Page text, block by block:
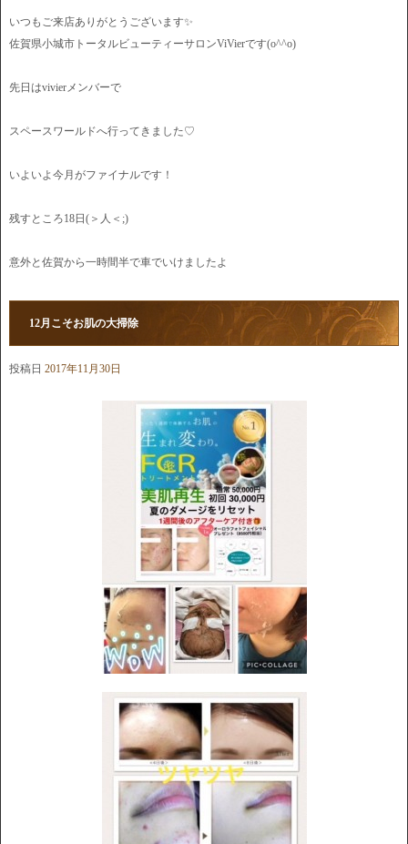
いつもご来店ありがとうございます✨
佐賀県小城市トータルビューティーサロンViVierです(o^^o)
先日はvivierメンバーで
スペースワールドへ行ってきました♡
いよいよ今月がファイナルです！
残すところ18日(＞人＜;)
意外と佐賀から一時間半で車でいけましたよ
12月こそお肌の大掃除
投稿日 2017年11月30日